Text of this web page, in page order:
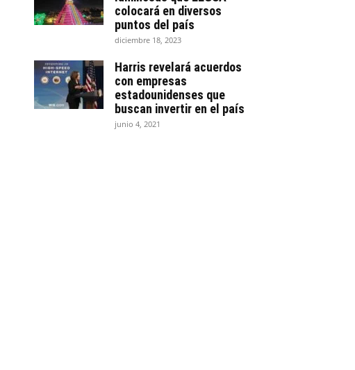
colocará en diversos
puntos del país
diciembre 18, 2023
Harris revelará acuerdos
con empresas
estadounidenses que
buscan invertir en el país
junio 4, 2021